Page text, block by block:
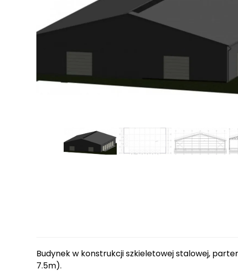
Budynek w konstrukcji szkieletowej stalowej,
7.5m).